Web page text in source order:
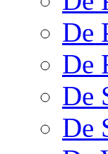
De
De
De
De